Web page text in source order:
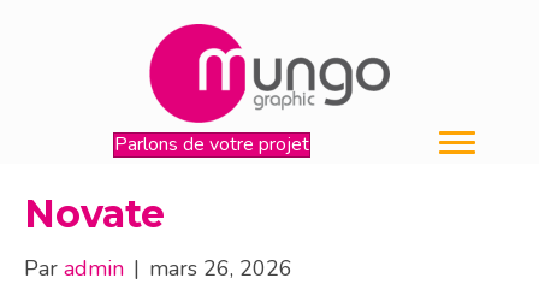
Parlons de votre projet
Novate
Par admin | mars 26, 2026